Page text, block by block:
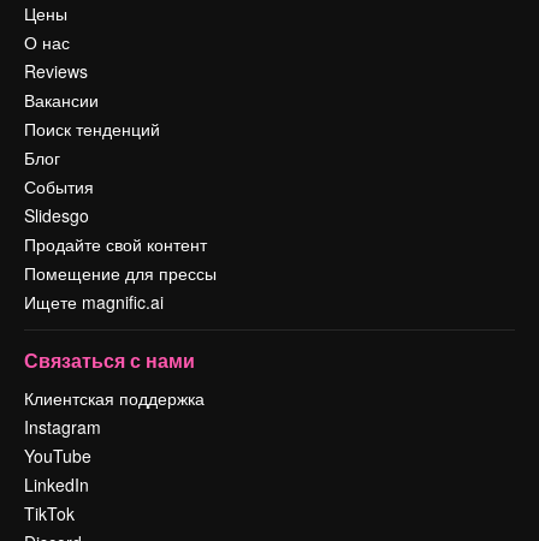
Цены
О нас
Reviews
Вакансии
Поиск тенденций
Блог
События
Slidesgo
Продайте свой контент
Помещение для прессы
Ищете magnific.ai
Связаться с нами
Клиентская поддержка
Instagram
YouTube
LinkedIn
TikTok